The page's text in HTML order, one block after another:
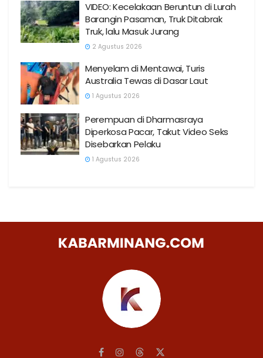
VIDEO: Kecelakaan Beruntun di Lurah
Barangin Pasaman, Truk Ditabrak
Truk, lalu Masuk Jurang
2 Agustus 2026
Menyelam di Mentawai, Turis
Australia Tewas di Dasar Laut
1 Agustus 2026
Perempuan di Dharmasraya
Diperkosa Pacar, Takut Video Seks
Disebarkan Pelaku
1 Agustus 2026